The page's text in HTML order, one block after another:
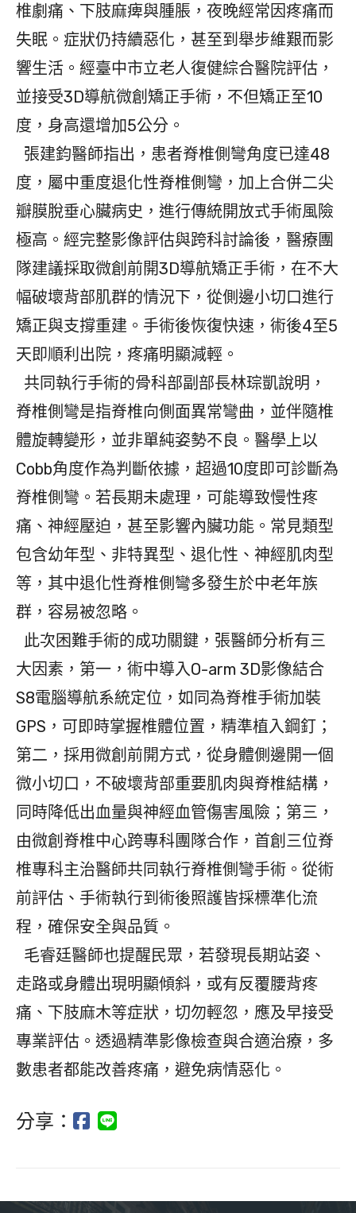
椎劇痛、下肢麻痺與腫脹，夜晚經常因疼痛而
失眠。症狀仍持續惡化，甚至到舉步維艱而影
響生活。經臺中市立老人復健綜合醫院評估，
並接受3D導航微創矯正手術，不但矯正至10
度，身高還增加5公分。
張建鈞醫師指出，患者脊椎側彎角度已達48
度，屬中重度退化性脊椎側彎，加上合併二尖
瓣膜脫垂心臟病史，進行傳統開放式手術風險
極高。經完整影像評估與跨科討論後，醫療團
隊建議採取微創前開3D導航矯正手術，在不大
幅破壞背部肌群的情況下，從側邊小切口進行
矯正與支撐重建。手術後恢復快速，術後4至5
天即順利出院，疼痛明顯減輕。
共同執行手術的骨科部副部長林琮凱說明，
脊椎側彎是指脊椎向側面異常彎曲，並伴隨椎
體旋轉變形，並非單純姿勢不良。醫學上以
Cobb角度作為判斷依據，超過10度即可診斷為
脊椎側彎。若長期未處理，可能導致慢性疼
痛、神經壓迫，甚至影響內臟功能。常見類型
包含幼年型、非特異型、退化性、神經肌肉型
等，其中退化性脊椎側彎多發生於中老年族
群，容易被忽略。
此次困難手術的成功關鍵，張醫師分析有三
大因素，第一，術中導入O-arm 3D影像結合
S8電腦導航系統定位，如同為脊椎手術加裝
GPS，可即時掌握椎體位置，精準植入鋼釘；
第二，採用微創前開方式，從身體側邊開一個
微小切口，不破壞背部重要肌肉與脊椎結構，
同時降低出血量與神經血管傷害風險；第三，
由微創脊椎中心跨專科團隊合作，首創三位脊
椎專科主治醫師共同執行脊椎側彎手術。從術
前評估、手術執行到術後照護皆採標準化流
程，確保安全與品質。
毛睿廷醫師也提醒民眾，若發現長期站姿、
走路或身體出現明顯傾斜，或有反覆腰背疼
痛、下肢麻木等症狀，切勿輕忽，應及早接受
專業評估。透過精準影像檢查與合適治療，多
數患者都能改善疼痛，避免病情惡化。
分享：